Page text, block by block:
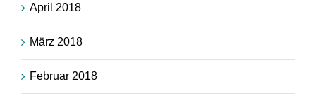
April 2018
März 2018
Februar 2018